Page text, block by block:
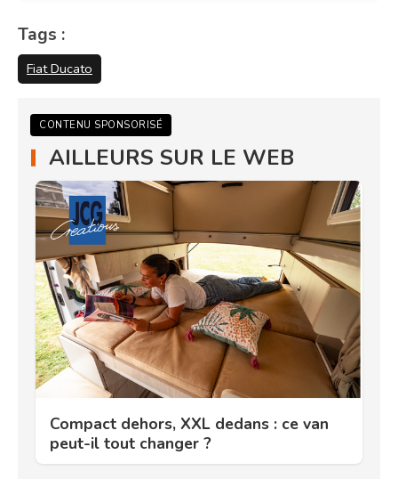
Tags :
Fiat Ducato
CONTENU SPONSORISÉ
AILLEURS SUR LE WEB
Compact dehors, XXL dedans : ce van
peut-il tout changer ?